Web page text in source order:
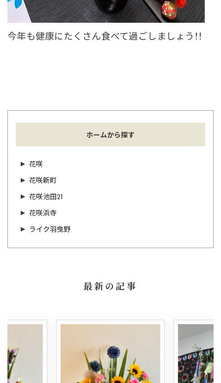
今年も健康にたくさん食べて過ごしましょう！！
ホームから探す
花咲
花咲新町
花咲池田21
花咲浜寺
ライク羽曳野
最新の記事